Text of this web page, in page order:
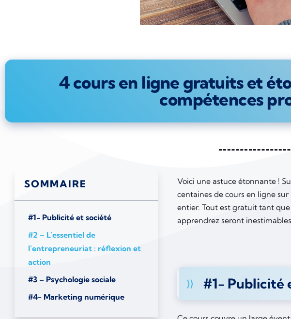
4 cours en ligne gratuits et
compétences
SOMMAIRE
#1- Publicité et société
#2 – L’essentiel de
l’entrepreneuriat : réflexion et
action
#3 – Psychologie sociale
#4- Marketing numérique
Voici une astuce étonnante !
centaines de cours en ligne
entier. Tout est gratuit tant
apprendrez seront
#1- Publicité